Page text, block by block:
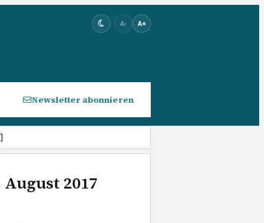
A- A+
Newsletter abonnieren
August 2017